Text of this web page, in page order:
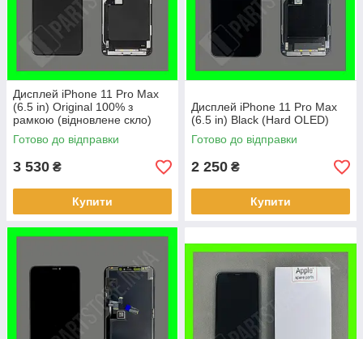
Дисплей iPhone 11 Pro Max
(6.5 in) Original 100% з
рамкою (відновлене скло)
Готово до відправки
3 530 ₴
Купити
Дисплей iPhone 11 Pro Max
(6.5 in) Black (Hard OLED)
Готово до відправки
2 250 ₴
Купити